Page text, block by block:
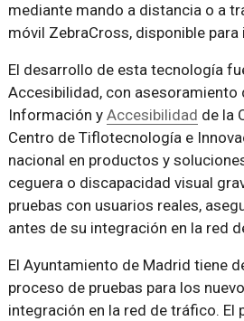
mediante mando a distancia o a
móvil ZebraCross, disponible para
El desarrollo de esta tecnología
Accesibilidad, con asesoramiento
Información y Accesibilidad de la
Centro de Tiflotecnología e
nacional en productos y
ceguera o discapacidad visual
pruebas con usuarios reales,
antes de su integración en la red
El Ayuntamiento de Madrid tiene
proceso de pruebas para los
integración en la red de tráfico. El